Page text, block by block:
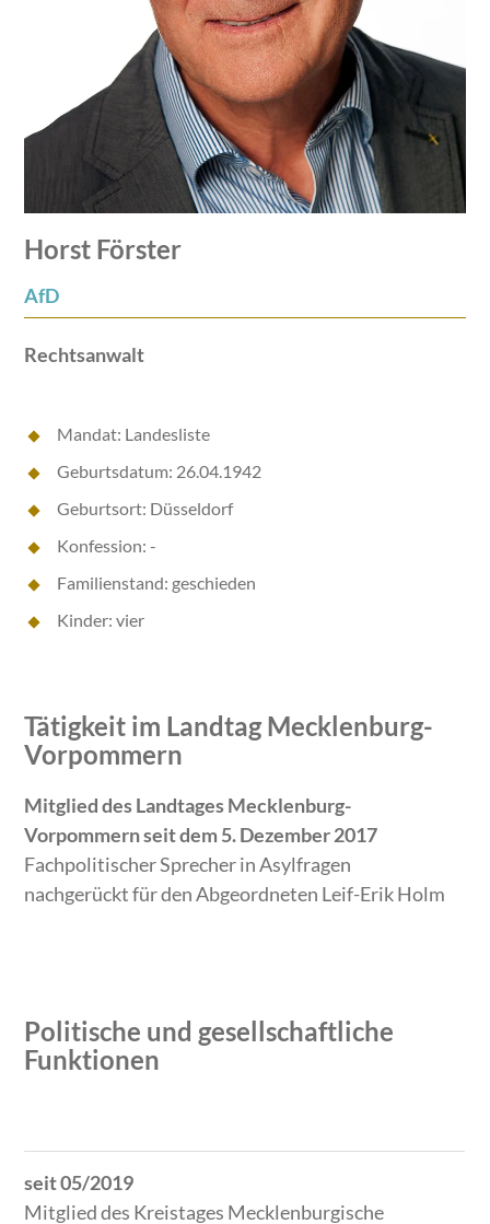
Horst Förster
AfD
Rechtsanwalt
Mandat: Landesliste
Geburtsdatum: 26.04.1942
Geburtsort: Düsseldorf
Konfession: -
Familienstand: geschieden
Kinder: vier
Tätigkeit im Landtag Mecklenburg-
Vorpommern
Mitglied des Landtages Mecklenburg-
Vorpommern seit dem 5. Dezember 2017
Fachpolitischer Sprecher in Asylfragen
nachgerückt für den Abgeordneten Leif-Erik Holm
Politische und gesellschaftliche
Funktionen
Zeitraum
Tätigkeit
seit 05/2019
Mitglied des Kreistages Mecklenburgische